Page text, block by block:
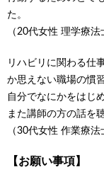
た。
（20代女性 理学療法
リハビリに関わる仕
か思えない職場の慣
自分でなにかをはじ
また講師の方の話を
（30代女性 作業療法
【お願い事項】